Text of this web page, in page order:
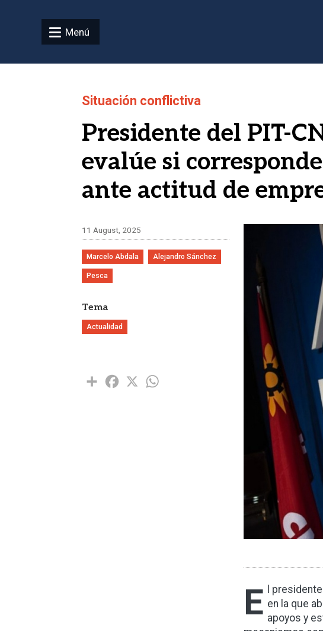
Menú
Situación conflictiva
Presidente del PIT-
evalúe si
ante actitud de
11 August, 2025
Marcelo Abdala Alejandro Sánchez
Pesca
Tema
Actualidad
Share Facebook
X
E
l
en la que
apoyos y